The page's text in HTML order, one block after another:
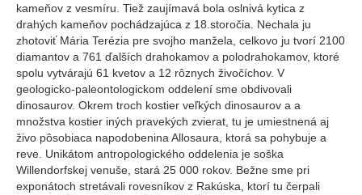
kameňov z vesmíru. Tiež zaujímavá bola oslnivá kytica z
drahých kameňov pochádzajúca z 18.storočia. Nechala ju
zhotoviť Mária Terézia pre svojho manžela, celkovo ju tvorí 2100
diamantov a 761 ďalších drahokamov a polodrahokamov, ktoré
spolu vytvárajú 61 kvetov a 12 rôznych živočíchov. V
geologicko-paleontologickom oddelení sme obdivovali
dinosaurov. Okrem troch kostier veľkých dinosaurov a a
množstva kostier iných pravekých zvierat, tu je umiestnená aj
živo pôsobiaca napodobenina Allosaura, ktorá sa pohybuje a
reve. Unikátom antropologického oddelenia je soška
Willendorfskej venuše, stará 25 000 rokov. Bežne sme pri
exponátoch stretávali rovesníkov z Rakúska, ktorí tu čerpali